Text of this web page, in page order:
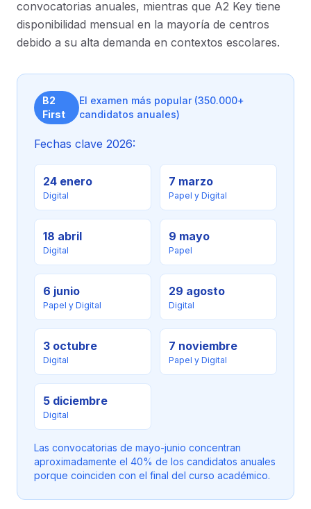
convocatorias anuales, mientras que A2 Key tiene
disponibilidad mensual en la mayoría de centros
debido a su alta demanda en contextos escolares.
B2
First
El examen más popular (350.000+
candidatos anuales)
Fechas clave 2026:
24 enero
Digital
7 marzo
Papel y Digital
18 abril
Digital
9 mayo
Papel
6 junio
Papel y Digital
29 agosto
Digital
3 octubre
Digital
7 noviembre
Papel y Digital
5 diciembre
Digital
Las convocatorias de mayo-junio concentran
aproximadamente el 40% de los candidatos anuales
porque coinciden con el final del curso académico.